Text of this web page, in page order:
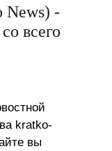
News) -
всего
kratko-
вы